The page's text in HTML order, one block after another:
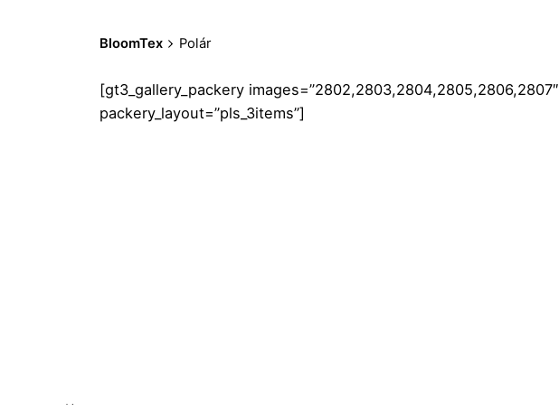
BloomTex Polár
[gt3_gallery_packery images=”2802,2803,2804,2805,2806,2807″
packery_layout=”pls_3items”]